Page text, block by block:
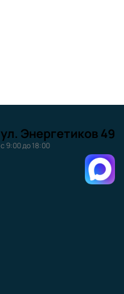
ул. Энергетиков 49
с 9:00 до 18:00